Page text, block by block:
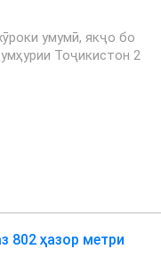
умумӣ, якҷо бо
Тоҷикистон 2
802 ҳазор метри